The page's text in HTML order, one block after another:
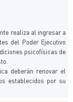
realiza al ingresar a
del Poder Ejecutivo
psicofísicas de
deberán renovar el
establecidos por su